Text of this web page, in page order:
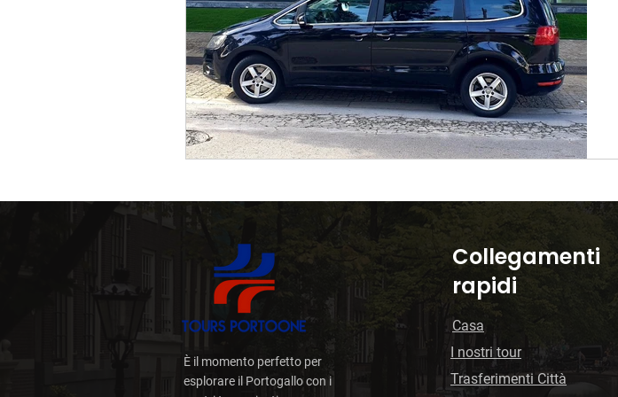
Bar sulla Terrazza Viaggi privati Architettura
Porto con una Locale Pianificazione del viaggio
È il momento perfetto per
esplorare il Portogallo con i
Collegamenti
rapidi
Casa
​I nostri tour
Trasferimenti Città